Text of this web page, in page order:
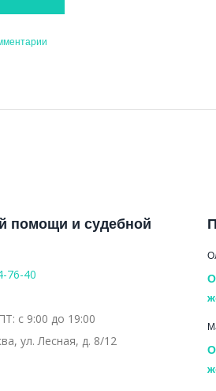
помощи и судебной
76-40
с 9:00 до 19:00
ул. Лесная, д. 8/12